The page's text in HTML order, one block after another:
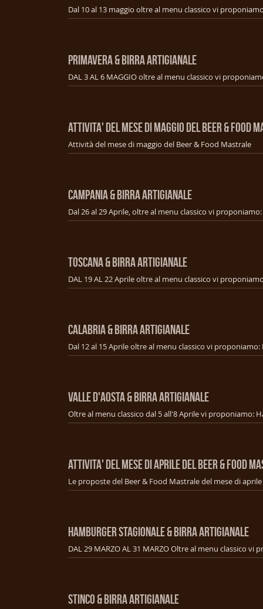
PRIMAVERA & BIRRA ARTIGIANALE
ATTIVITA' DEL MESE DI MAGGIO DEL BEER & FOOD
Attività del mese di maggio del Beer & Food Mastrale
CAMPANIA & BIRRA ARTIGIANALE
TOSCANA & BIRRA ARTIGIANALE
CALABRIA & BIRRA ARTIGIANALE
VALLE D'AOSTA & BIRRA ARTIGIANALE
ATTIVITA' DEL MESE DI APRILE DEL BEER & FOOD
HAMBURGER STAGIONALE & BIRRA ARTIGIANALE
STINCO & BIRRA ARTIGIANALE